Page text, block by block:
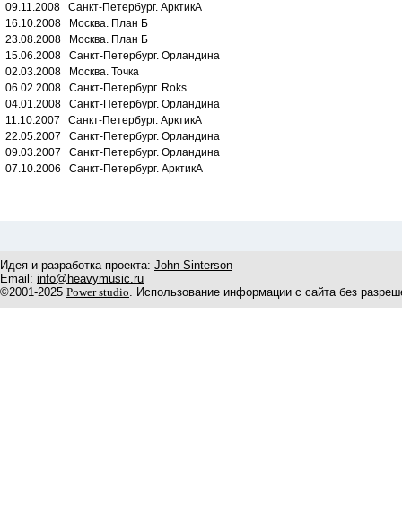
09.11.2008 Санкт-Петербург. АрктикА
16.10.2008 Москва. План Б
23.08.2008 Москва. План Б
15.06.2008 Санкт-Петербург. Орландина
02.03.2008 Москва. Точка
06.02.2008 Санкт-Петербург. Roks
04.01.2008 Санкт-Петербург. Орландина
11.10.2007 Санкт-Петербург. АрктикА
22.05.2007 Санкт-Петербург. Орландина
09.03.2007 Санкт-Петербург. Орландина
07.10.2006 Санкт-Петербург. АрктикА
Идея и разработка проекта: John Sinterson
Email: info@heavymusic.ru
©2001-2025 Power studio. Использование информации с сайта без